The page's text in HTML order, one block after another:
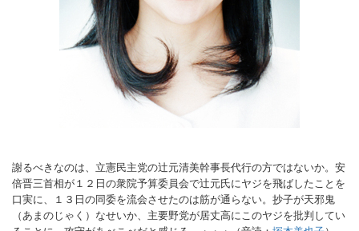
謝るべきなのは、立憲民主党の辻元清美幹事長代行の方ではないか。安
倍晋三首相が１２日の衆院予算委員会で辻元氏にヤジを飛ばしたことを
口実に、１３日の同委を流会させたのは筋が通らない。抄子が天邪鬼
（あまのじゃく）なせいか、主要野党が居丈高にこのヤジを批判してい